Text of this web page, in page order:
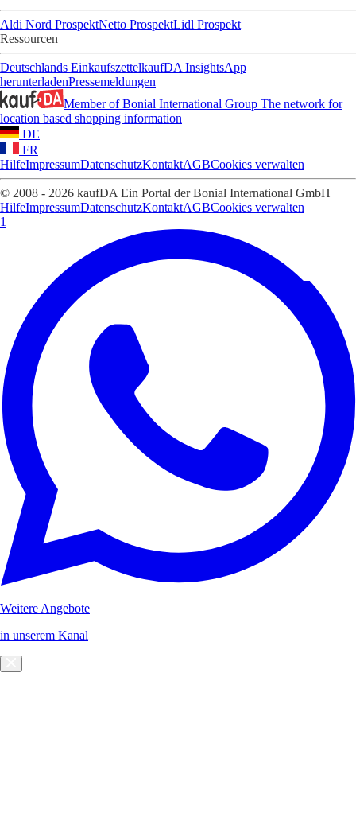
Aldi Nord ProspektNetto ProspektLidl Prospekt
Ressourcen
Deutschlands EinkaufszettelkaufDA InsightsApp
herunterladenPressemeldungen
Member of Bonial International Group The network for
location based shopping information
DE
FR
HilfeImpressumDatenschutzKontaktAGBCookies verwalten
© 2008 - 2026 kaufDA Ein Portal der Bonial International GmbH
HilfeImpressumDatenschutzKontaktAGBCookies verwalten
1
Weitere Angebote
in unserem Kanal